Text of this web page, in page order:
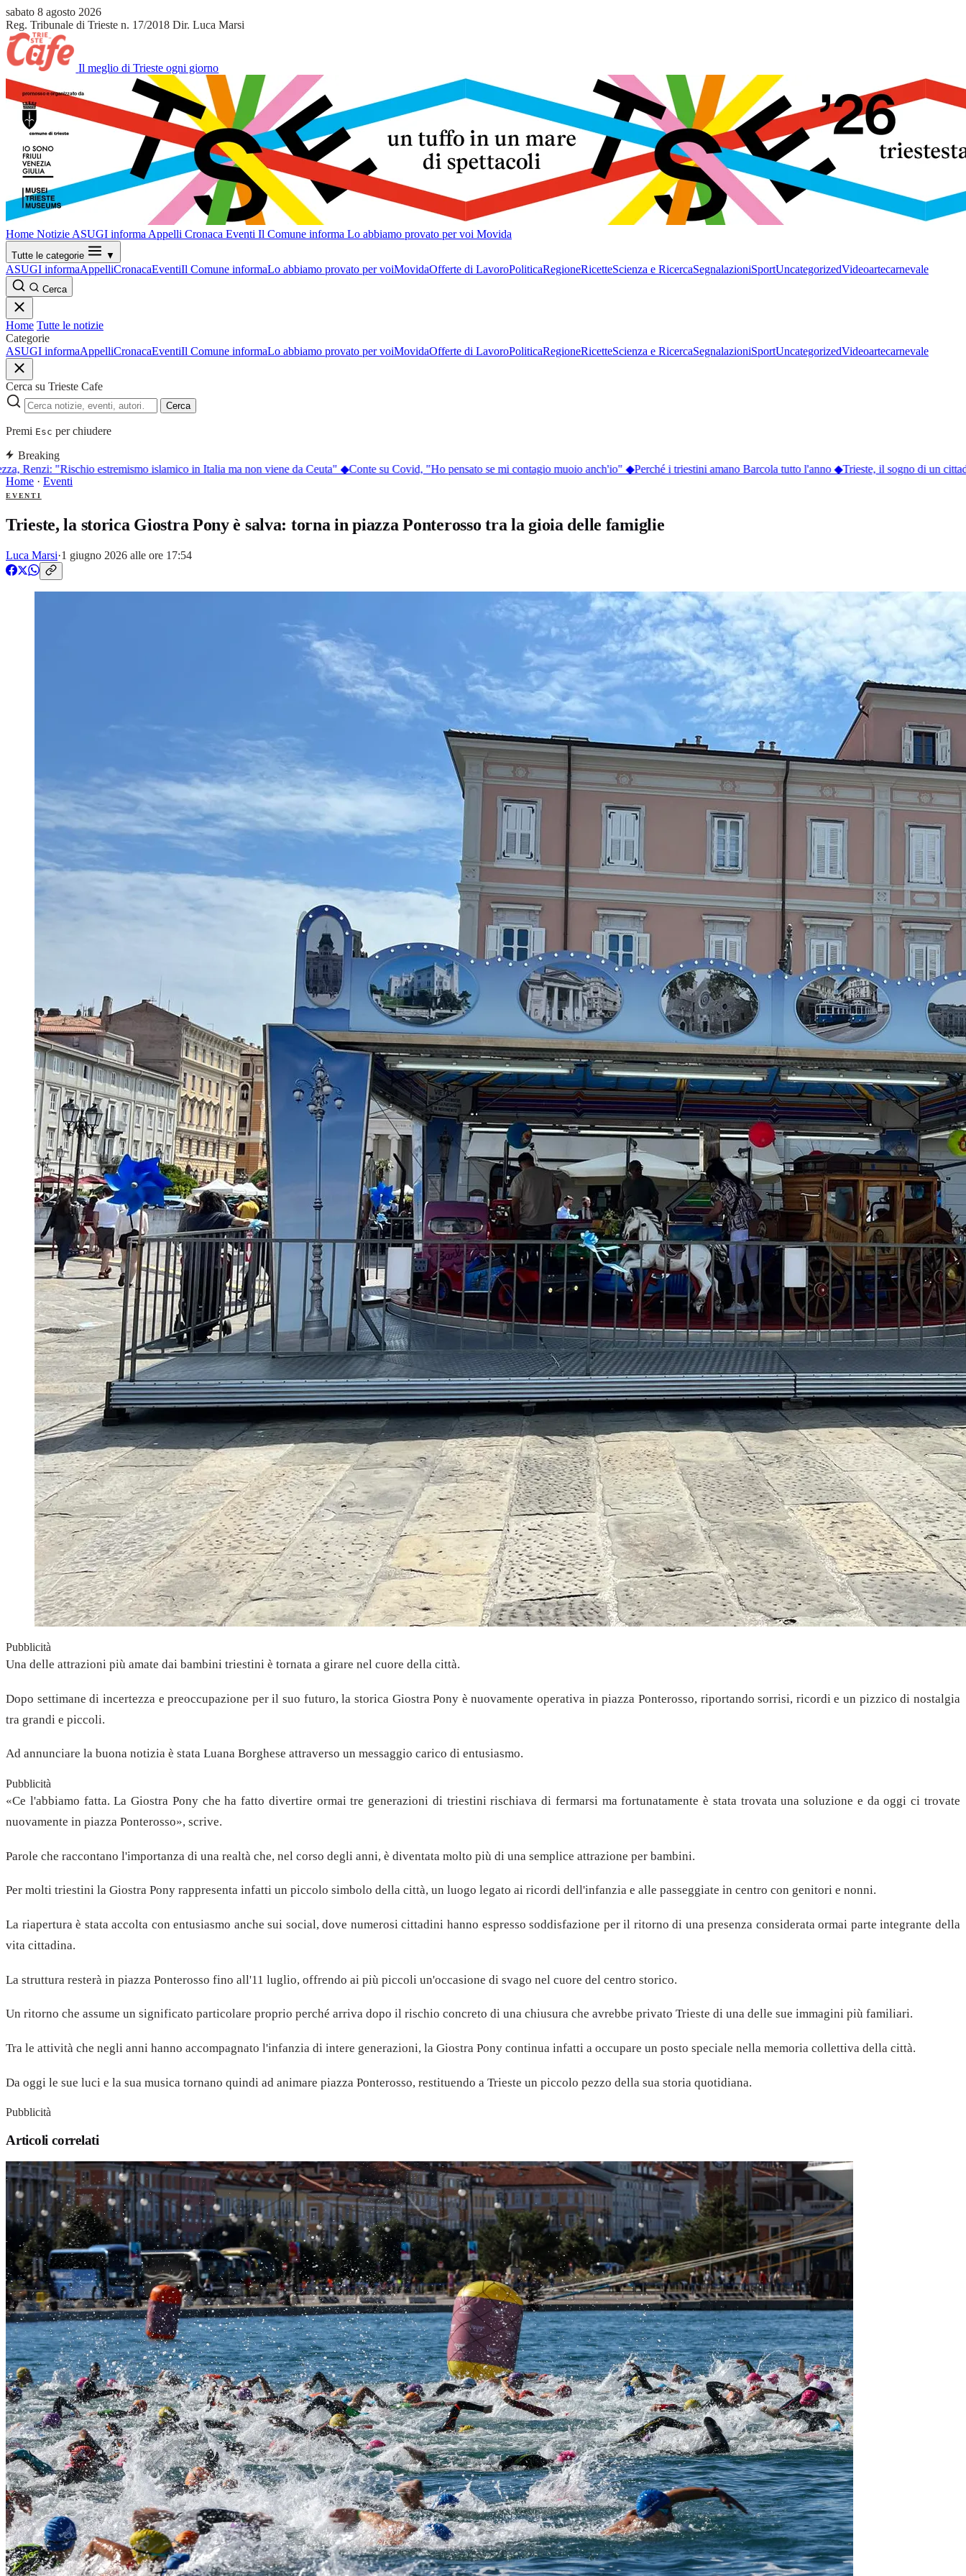
sabato 8 agosto 2026
Reg. Tribunale di Trieste n. 17/2018 Dir. Luca Marsi
Il meglio di Trieste ogni giorno
Home Notizie ASUGI informa Appelli Cronaca Eventi Il Comune informa Lo abbiamo provato per voi Movida
Tutte le categorie ▼
ASUGI informaAppelliCronacaEventiIl Comune informaLo abbiamo provato per voiMovidaOfferte di LavoroPoliticaRegioneRicetteScienza e RicercaSegnalazioniSportUncategorizedVideoartecarnevale
Cerca
Home Tutte le notizie
Categorie
ASUGI informaAppelliCronacaEventiIl Comune informaLo abbiamo provato per voiMovidaOfferte di LavoroPoliticaRegioneRicetteScienza e RicercaSegnalazioniSportUncategorizedVideoartecarnevale
Cerca su Trieste Cafe
Cerca
Premi Esc per chiudere
Breaking
Renzi: "Rischio estremismo islamico in Italia ma non viene da Ceuta"◆ Conte su Covid, "Ho pensato se mi contagio muoio anch'io"◆ Perché i triestini amano Barcola tutto l'anno◆Trieste, il sogno di un
Home · Eventi
EVENTI
Trieste, la storica Giostra Pony è salva: torna in piazza Ponterosso tra la gioia delle famiglie
Luca Marsi·1 giugno 2026 alle ore 17:54
Pubblicità
Una delle attrazioni più amate dai bambini triestini è tornata a girare nel cuore della città.
Dopo settimane di incertezza e preoccupazione per il suo futuro, la storica Giostra Pony è nuovamente operativa in piazza Ponterosso, riportando sorrisi, ricordi e un pizzico di nostalgia
tra grandi e piccoli.
Ad annunciare la buona notizia è stata Luana Borghese attraverso un messaggio carico di entusiasmo.
Pubblicità
«Ce l'abbiamo fatta. La Giostra Pony che ha fatto divertire ormai tre generazioni di triestini rischiava di fermarsi ma fortunatamente è stata trovata una soluzione e da oggi ci trovate
nuovamente in piazza Ponterosso», scrive.
Parole che raccontano l'importanza di una realtà che, nel corso degli anni, è diventata molto più di una semplice attrazione per bambini.
Per molti triestini la Giostra Pony rappresenta infatti un piccolo simbolo della città, un luogo legato ai ricordi dell'infanzia e alle passeggiate in centro con genitori e nonni.
La riapertura è stata accolta con entusiasmo anche sui social, dove numerosi cittadini hanno espresso soddisfazione per il ritorno di una presenza considerata ormai parte integrante della
vita cittadina.
La struttura resterà in piazza Ponterosso fino all'11 luglio, offrendo ai più piccoli un'occasione di svago nel cuore del centro storico.
Un ritorno che assume un significato particolare proprio perché arriva dopo il rischio concreto di una chiusura che avrebbe privato Trieste di una delle sue immagini più familiari.
Tra le attività che negli anni hanno accompagnato l'infanzia di intere generazioni, la Giostra Pony continua infatti a occupare un posto speciale nella memoria collettiva della città.
Da oggi le sue luci e la sua musica tornano quindi ad animare piazza Ponterosso, restituendo a Trieste un piccolo pezzo della sua storia quotidiana.
Pubblicità
Articoli correlati